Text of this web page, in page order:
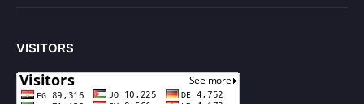
VISITORS